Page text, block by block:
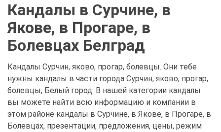
Кандалы в Сурчине, в
Якове, в Прогаре, в
Болевцах Белград
Кандалы Сурчин, яково, прогар, болевцы. Они тебе
нужны кандалы в части города Сурчин, яково, прогар,
болевцы, Белый город. В нашей категории кандалы
вы можете найти всю информацию и компании в
этом районе кандалы в Сурчине, в Якове, в Прогаре, в
Болевцах, презентации, предложения, цены, режим